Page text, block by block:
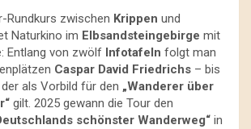
Rundkurs zwischen Krippen und
Naturkino im Elbsandsteingebirge mit
Entlang von zwölf Infotafeln folgt man
Caspar David Friedrichs – bis
als Vorbild für den „Wanderer über
gilt. 2025 gewann die Tour den
schönster Wanderweg“ in